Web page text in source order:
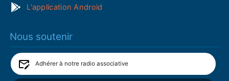
L'application Android
Nous soutenir
Adhérer à notre radio associative